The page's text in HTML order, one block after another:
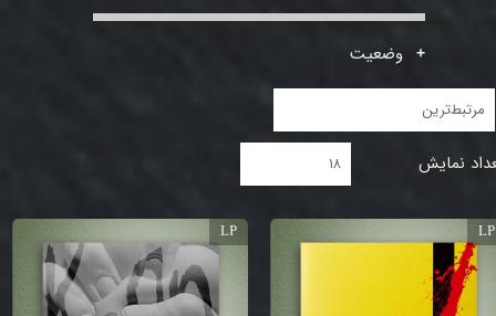
وضعیت
مرتبط‌ترین
نمایش ۱۸
LP
LP